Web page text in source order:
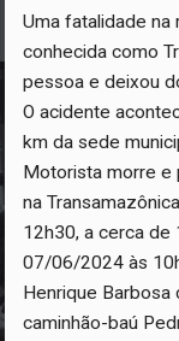
Uma fatalidade
conhecida como
pessoa e deixou
O acidente
km da sede
Motorista morre
na
12h30, a cerca de
07/06/2024 às
Henrique Barbosa
caminhão-baú